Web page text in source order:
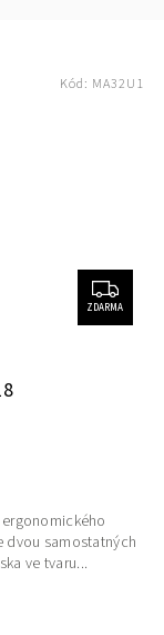
ZDARMA
dvou samostatných
ve tvaru...
Kód: MA32U1